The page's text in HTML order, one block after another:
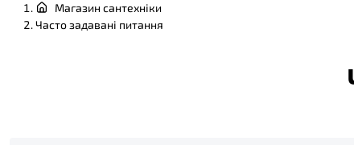
Магазин сантехніки
Часто задавані питання